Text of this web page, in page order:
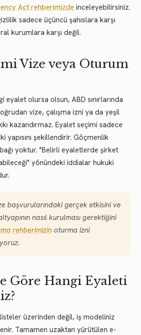
Act rehberimizde inceleyebilirsiniz.
sadece üçüncü şahıslara karşı
kurumlara karşı değil.
Vize veya Oturum
eyalet olursa olsun, ABD sınırlarında
vize, çalışma izni ya da yeşil
kazandırmaz. Eyalet seçimi sadece
yapısını şekillendirir. Göçmenlik
yoktur. "Belirli eyaletlerde şirket
yönündeki iddialar hukuki
başvurularındaki gerçek etkisini ve
nasıl kurulması gerektiğini
rehberimizin oturma izni
Göre Hangi Eyaleti
üzerinden değil, iş modeliniz
Tamamen uzaktan yürütülen e-